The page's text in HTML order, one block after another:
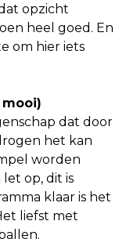
opzicht
heel goed. En
om hier iets
dat door
het kan
worden
op, dit is
klaar is het
liefst met